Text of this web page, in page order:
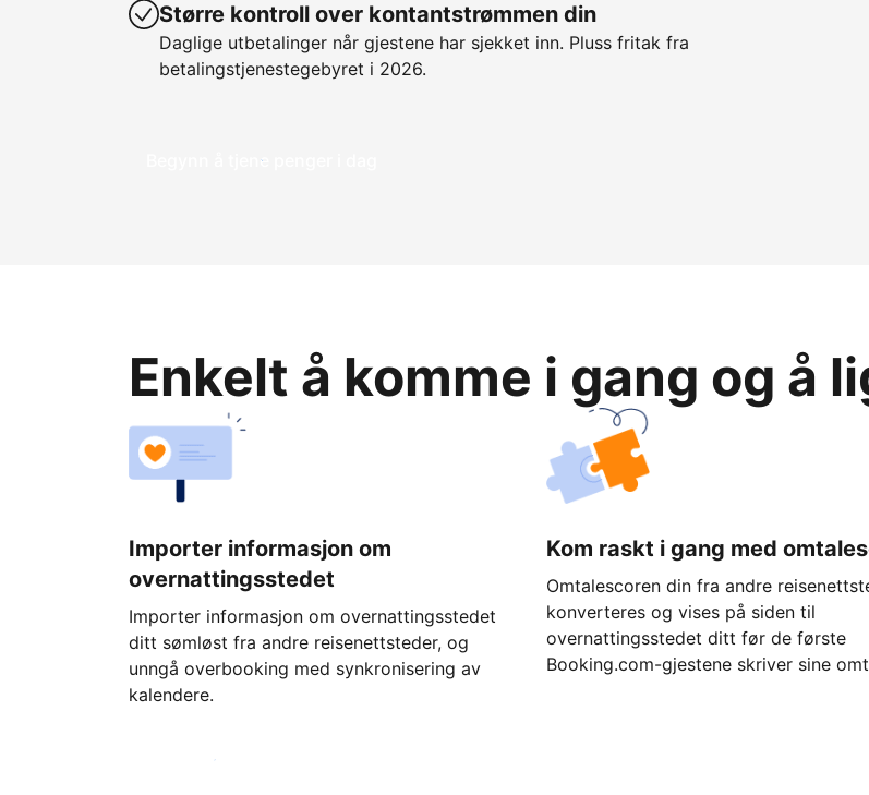
Større kontroll over kontantstrømmen din
Daglige utbetalinger når gjestene har sjekket inn. Pluss fritak fra
betalingstjenestegebyret i 2026.
Begynn å tjene penger i dag
Enkelt å komme i gang og å
Importer informasjon om
overnattingsstedet
Importer informasjon om overnattingsstedet
ditt sømløst fra andre reisenettsteder, og
unngå overbooking med synkronisering av
kalendere.
Kom raskt i gang med
Omtalescoren din fra andre
konverteres og vises på siden til
overnattingsstedet ditt før de første
Booking.com-gjestene skriver sine
Kom i gang i dag